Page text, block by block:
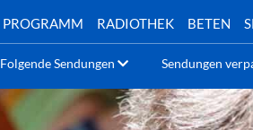
PROGRAMM RADIOTHEK BETEN
Folgende Sendungen Sendungen